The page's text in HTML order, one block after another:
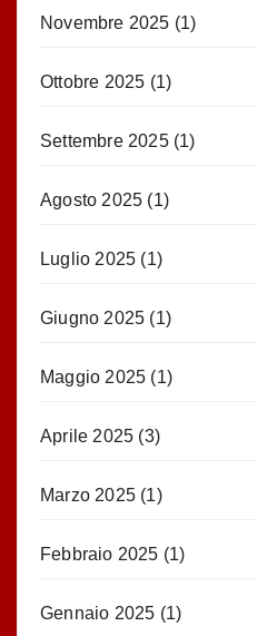
Novembre 2025 (1)
Ottobre 2025 (1)
Settembre 2025(1)
Agosto 2025 (1)
Luglio 2025 (1)
Giugno 2025 (1)
Maggio 2025 (1)
Aprile 2025 (3)
Marzo 2025 (1)
Febbraio 2025 (1)
Gennaio 2025 (1)